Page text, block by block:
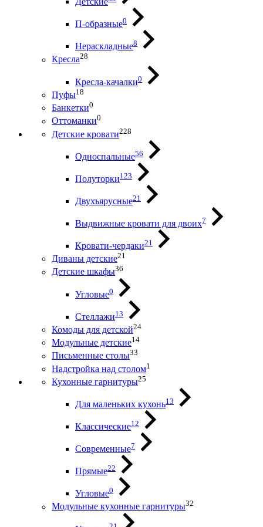
П-образные0
Нераскладные8
Кресла28
Кресла-качалки0
Пуфы18
Банкетки0
Оттоманки0
Детские кровати228
Односпальные56
Полуторки123
Двухъярусные21
Выдвижные кровати для двоих7
Кровати-чердаки21
Диваны детские21
Детские шкафы36
Угловые0
Стеллажи13
Комоды для детской24
Модульные детские14
Письменные столы33
Надстройка над столом1
Кухонные гарнитуры25
Для маленьких кухонь13
Классические12
Современные7
Прямые22
Угловые0
Модульные кухонные гарнитуры32